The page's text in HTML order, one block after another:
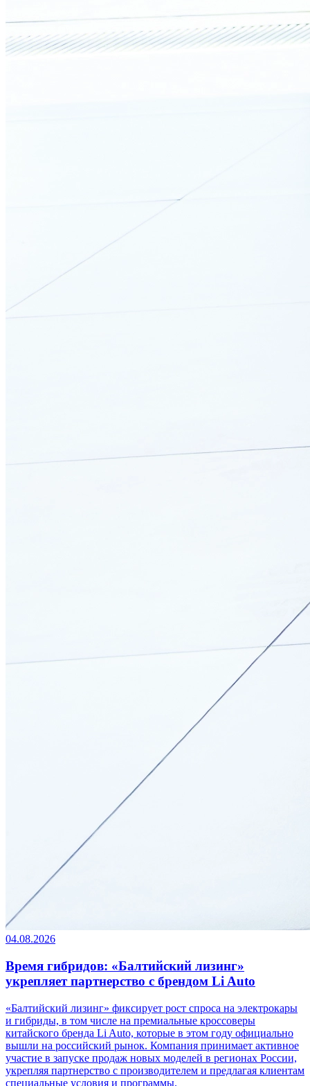
04.08.2026
Время гибридов: «Балтийский лизинг»
укрепляет партнерство с брендом Li Auto
«Балтийский лизинг» фиксирует рост спроса на электрокары
и гибриды, в том числе на премиальные кроссоверы
китайского бренда Li Auto, которые в этом году официально
вышли на российский рынок. Компания принимает активное
участие в запуске продаж новых моделей в регионах России,
укрепляя партнерство с производителем и предлагая клиентам
специальные условия и программы.